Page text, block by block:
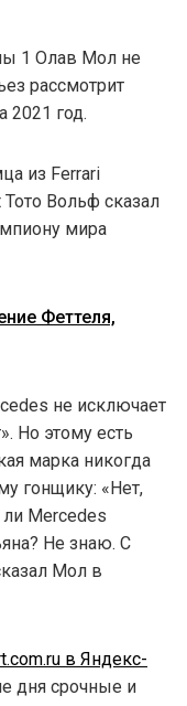
1 Олав Мол не
рассмотрит
2021 год.
из Ferrari
Вольф сказал
мира
Феттеля,
не исключает
Но этому есть
марка никогда
гонщику: «Нет,
Mercedes
Не знаю. С
Мол в
в Яндекс-
дня срочные и